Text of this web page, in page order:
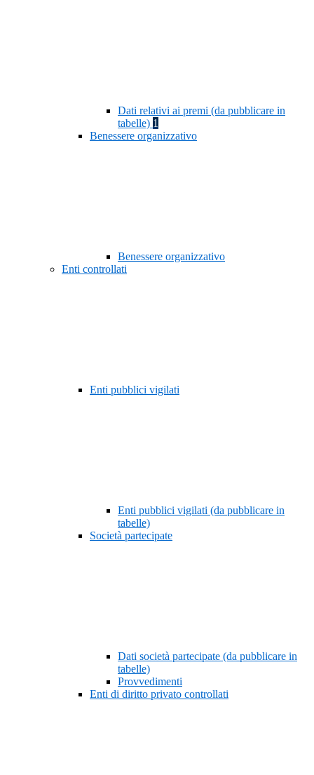
Dati relativi ai premi (da pubblicare in
tabelle) 1
Benessere organizzativo
Benessere organizzativo
Enti controllati
Enti pubblici vigilati
Enti pubblici vigilati (da pubblicare in
tabelle)
Società partecipate
Dati società partecipate (da pubblicare in
tabelle)
Provvedimenti
Enti di diritto privato controllati